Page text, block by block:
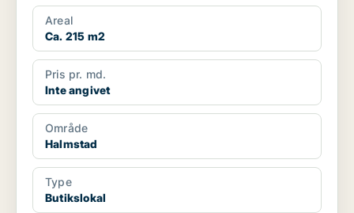
Areal
Ca. 215 m2
Pris pr. md.
Inte angivet
Område
Halmstad
Type
Butikslokal